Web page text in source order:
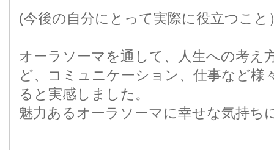
(今後の自分にとって実際に役立つこと
オーラソーマを通して、人生への考え
ど、コミュニケーション、仕事など様
ると実感しました。
魅力あるオーラソーマに幸せな気持ち